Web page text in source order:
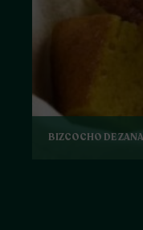
BIZCOCHO DE